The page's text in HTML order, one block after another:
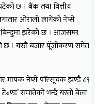
छ । बैंक तथा वित्तीय
ओरालो लागेको नेप्से
झरेको छ । आजसम्म
छ । यस्तै बजार पूँजीकरण समेत
मापक नेप्से परिसूचक झण्डै ८९
समातेको भन्दै यस्तो बेला